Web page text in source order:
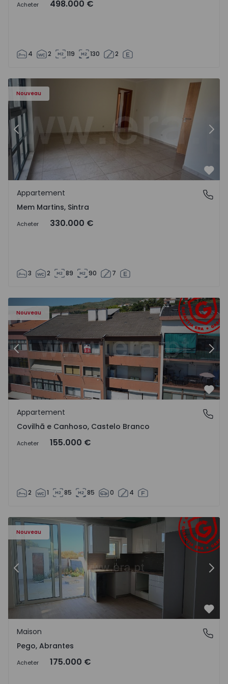
Acheter 498.000 €
4 2 119 130 2
Nouveau
- 15
Appartement T3 Sintra, Algueirão-Mem Martins -
Précédent
Mem Martins, Sintra
Appartement
Mem Martins, Sintra
Acheter 330.000 €
3 2 89 90 7
Nouveau
- 18
Appartement T2 Covilhã, Covilhã e Canhoso - 1497806 -
Précédent
Covilhã e Canhoso, Castelo Branco
Appartement
Covilhã e Canhoso, Castelo Branco
Acheter 155.000 €
2 1 85 85 0 4
Nouveau
Maison T2 Abrantes, Pego - 1575171 - 9
Précédent
Pego, Abrantes
Maison
Pego, Abrantes
Acheter 175.000 €